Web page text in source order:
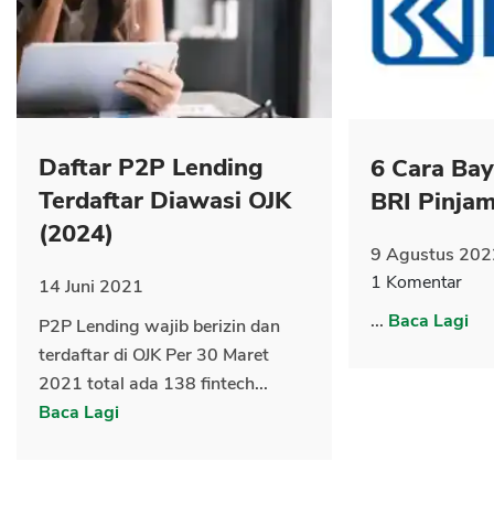
Daftar P2P Lending
Terdaftar Diawasi OJK
(2024)
14 Juni 2021
P2P Lending wajib berizin dan
terdaftar di OJK Per 30 Maret
2021 total ada 138 fintech...
Baca Lagi
6 Cara
BRI
9 Agustus
1 Komentar
... Baca Lagi